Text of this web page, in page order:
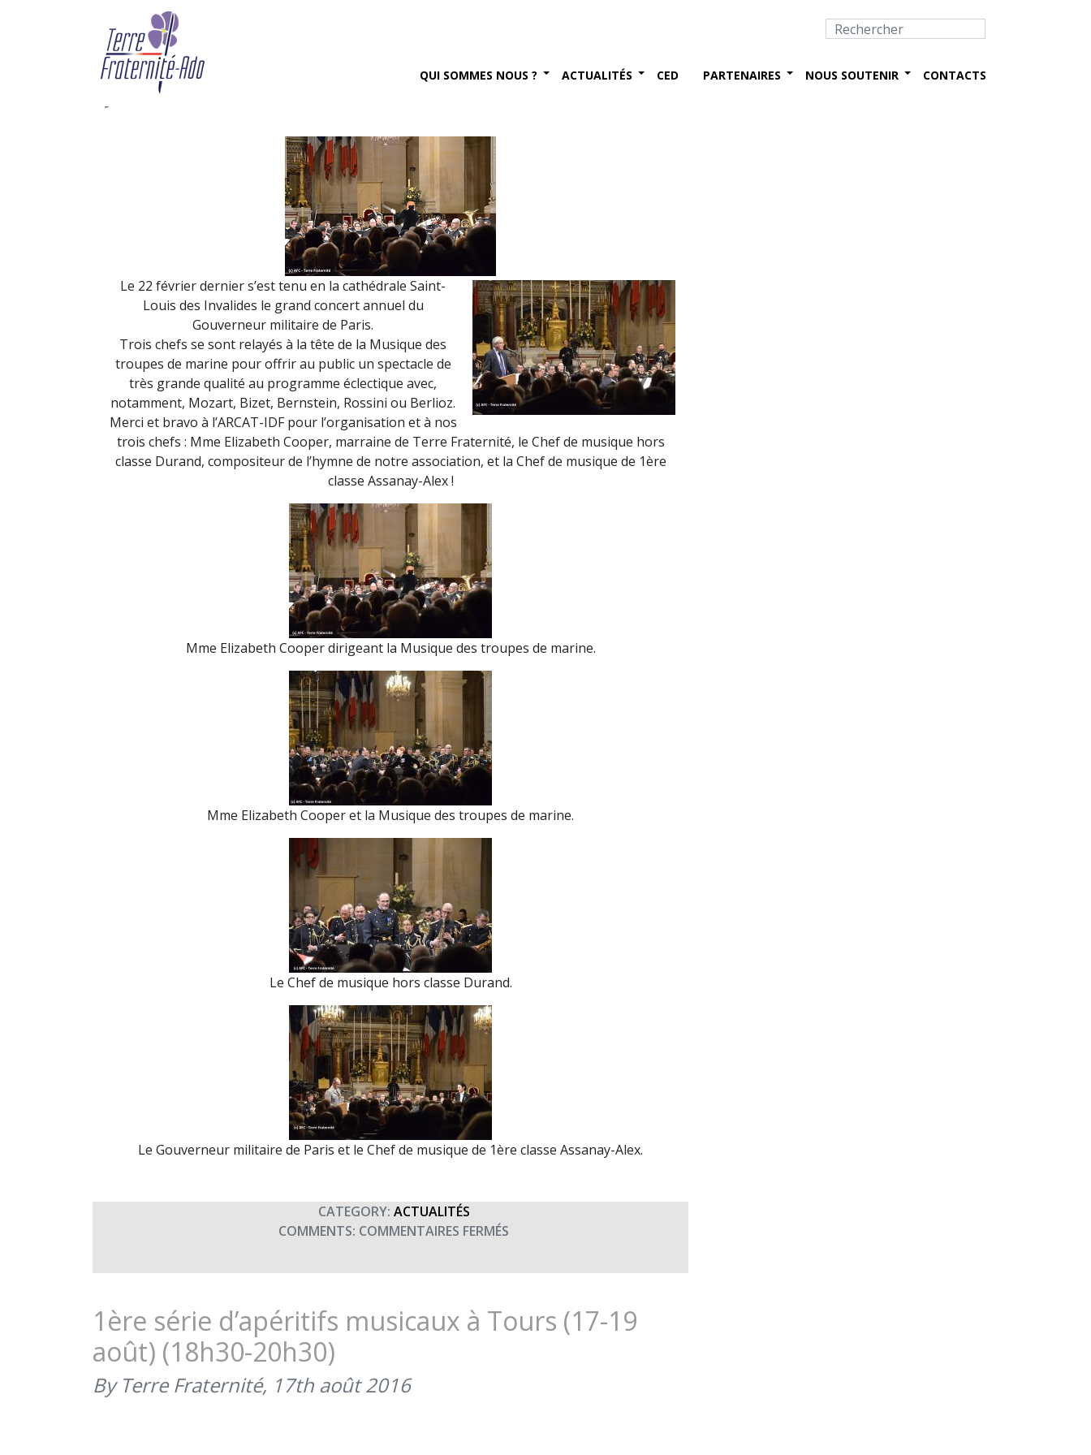
QUI SOMMES NOUS ? ACTUALITÉS CED PARTENAIRES NOUS SOUTENIR CONTACTS
Le concert du Gouverneur militaire de Paris pour
les blessés (22 février 2017)
By Terre Fraternité,
Le 22 février dernier s’est tenu en la cathédrale Saint-
Louis des Invalides le grand concert annuel du
Gouverneur militaire de Paris.
Trois chefs se sont relayés à la tête de la Musique des
troupes de marine pour offrir au public un spectacle de
très grande qualité au programme éclectique avec,
notamment, Mozart, Bizet, Bernstein, Rossini ou Berlioz.
Merci et bravo à l’ARCAT-IDF pour l’organisation et à nos
trois chefs : Mme Elizabeth Cooper, marraine de Terre Fraternité, le Chef de musique hors
classe Durand, compositeur de l’hymne de notre association, et la Chef de musique de 1ère
classe Assanay-Alex !
Mme Elizabeth Cooper dirigeant la Musique des troupes de marine.
Mme Elizabeth Cooper et la Musique des troupes de marine.
Le Chef de musique hors classe Durand.
Le Gouverneur militaire de Paris et le Chef de musique de 1ère classe Assanay-Alex.
CATEGORY: ACTUALITÉS
COMMENTS: COMMENTAIRES FERMÉS
CONCERT
GOUVERNEUR
MILITAIRE
1ère série d’apéritifs musicaux à Tours (17-19
août) (18h30-20h30)
By Terre Fraternité, 17th août 2016